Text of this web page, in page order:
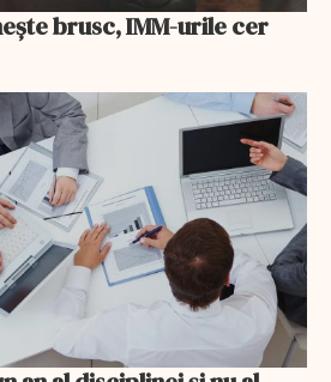
brusc, IMM-urile cer